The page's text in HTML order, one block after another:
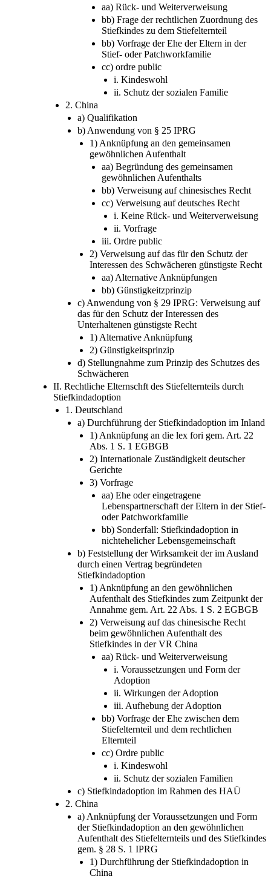
aa) Rück- und Weiterverweisung
bb) Frage der rechtlichen Zuordnung des
Stiefkindes zu dem Stiefelternteil
bb) Vorfrage der Ehe der Eltern in der
Stief- oder Patchworkfamilie
cc) ordre public
i. Kindeswohl
ii. Schutz der sozialen Familie
2. China
a) Qualifikation
b) Anwendung von § 25 IPRG
1) Anknüpfung an den gemeinsamen
gewöhnlichen Aufenthalt
aa) Begründung des gemeinsamen
gewöhnlichen Aufenthalts
bb) Verweisung auf chinesisches Recht
cc) Verweisung auf deutsches Recht
i. Keine Rück- und Weiterverweisung
ii. Vorfrage
iii. Ordre public
2) Verweisung auf das für den Schutz der
Interessen des Schwächeren günstigste Recht
aa) Alternative Anknüpfungen
bb) Günstigkeitzprinzip
c) Anwendung von § 29 IPRG: Verweisung auf
das für den Schutz der Interessen des
Unterhaltenen günstigste Recht
1) Alternative Anknüpfung
2) Günstigkeitsprinzip
d) Stellungnahme zum Prinzip des Schutzes des
Schwächeren
II. Rechtliche Elternschft des Stiefelternteils durch
Stiefkindadoption
1. Deutschland
a) Durchführung der Stiefkindadoption im Inland
1) Anknüpfung an die lex fori gem. Art. 22
Abs. 1 S. 1 EGBGB
2) Internationale Zuständigkeit deutscher
Gerichte
3) Vorfrage
aa) Ehe oder eingetragene
Lebenspartnerschaft der Eltern in der Stief-
oder Patchworkfamilie
bb) Sonderfall: Stiefkindadoption in
nichtehelicher Lebensgemeinschaft
b) Feststellung der Wirksamkeit der im Ausland
durch einen Vertrag begründeten
Stiefkindadoption
1) Anknüpfung an den gewöhnlichen
Aufenthalt des Stiefkindes zum Zeitpunkt der
Annahme gem. Art. 22 Abs. 1 S. 2 EGBGB
2) Verweisung auf das chinesische Recht
beim gewöhnlichen Aufenthalt des
Stiefkindes in der VR China
aa) Rück- und Weiterverweisung
i. Voraussetzungen und Form der
Adoption
ii. Wirkungen der Adoption
iii. Aufhebung der Adoption
bb) Vorfrage der Ehe zwischen dem
Stiefelternteil und dem rechtlichen
Elternteil
cc) Ordre public
i. Kindeswohl
ii. Schutz der sozialen Familien
c) Stiefkindadoption im Rahmen des HAÜ
2. China
a) Anknüpfung der Voraussetzungen und Form
der Stiefkindadoption an den gewöhnlichen
Aufenthalt des Stiefelternteils und des Stiefkindes
gem. § 28 S. 1 IPRG
1) Durchführung der Stiefkindadoption in
China